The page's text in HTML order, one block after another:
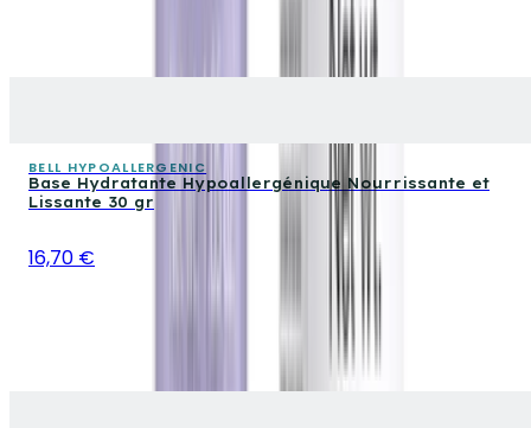
BELL HYPOALLERGENIC
Base Hydratante Hypoallergénique Nourrissante et
Lissante 30 gr
16,70 €